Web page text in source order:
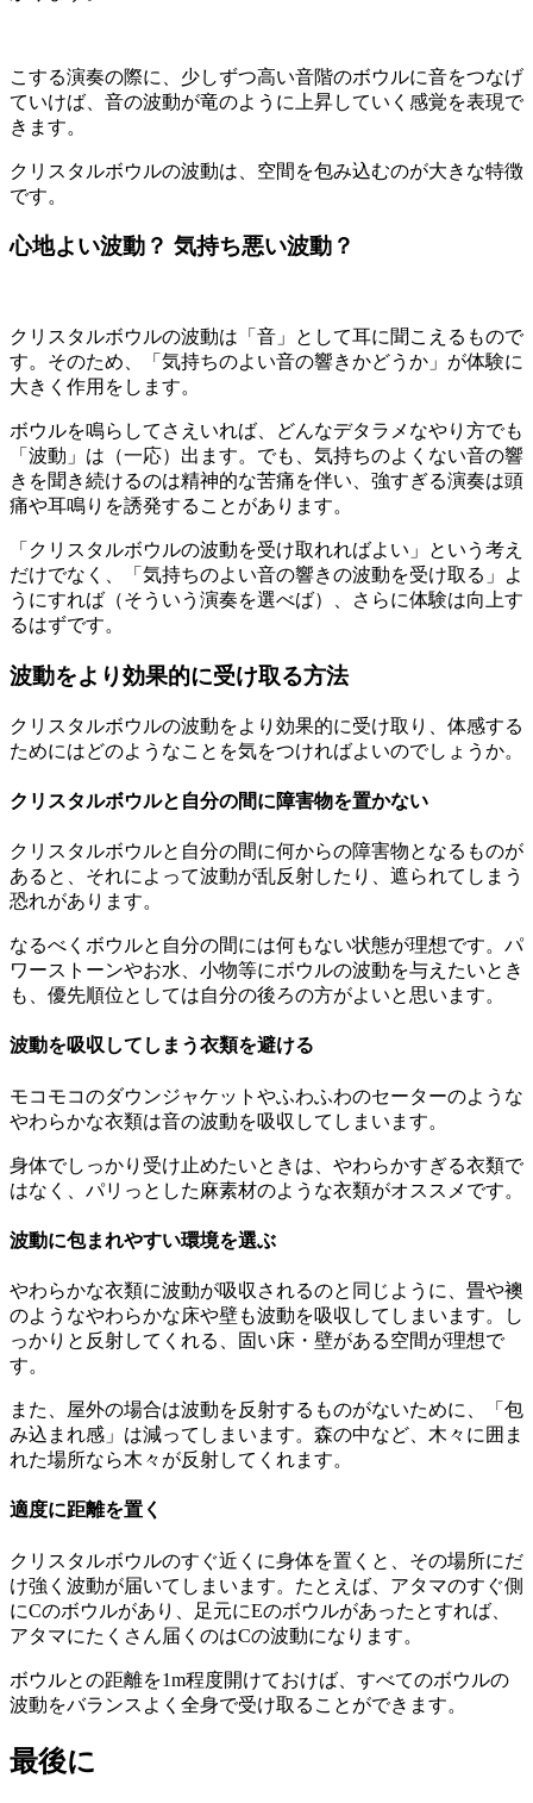
こする演奏の際に、少しずつ高い音階のボウルに音をつなげ
ていけば、音の波動が竜のように上昇していく感覚を表現で
きます。
クリスタルボウルの波動は、空間を包み込むのが大きな特徴
です。
心地よい波動？ 気持ち悪い波動？
クリスタルボウルの波動は「音」として耳に聞こえるもので
す。そのため、「気持ちのよい音の響きかどうか」が体験に
大きく作用をします。
ボウルを鳴らしてさえいれば、どんなデタラメなやり方でも
「波動」は（一応）出ます。でも、気持ちのよくない音の響
きを聞き続けるのは精神的な苦痛を伴い、強すぎる演奏は頭
痛や耳鳴りを誘発することがあります。
「クリスタルボウルの波動を受け取れればよい」という考え
だけでなく、「気持ちのよい音の響きの波動を受け取る」よ
うにすれば（そういう演奏を選べば）、さらに体験は向上す
るはずです。
波動をより効果的に受け取る方法
クリスタルボウルの波動をより効果的に受け取り、体感する
ためにはどのようなことを気をつければよいのでしょうか。
クリスタルボウルと自分の間に障害物を置かない
クリスタルボウルと自分の間に何からの障害物となるものが
あると、それによって波動が乱反射したり、遮られてしまう
恐れがあります。
なるべくボウルと自分の間には何もない状態が理想です。パ
ワーストーンやお水、小物等にボウルの波動を与えたいとき
も、優先順位としては自分の後ろの方がよいと思います。
波動を吸収してしまう衣類を避ける
モコモコのダウンジャケットやふわふわのセーターのような
やわらかな衣類は音の波動を吸収してしまいます。
身体でしっかり受け止めたいときは、やわらかすぎる衣類で
はなく、パリっとした麻素材のような衣類がオススメです。
波動に包まれやすい環境を選ぶ
やわらかな衣類に波動が吸収されるのと同じように、畳や襖
のようなやわらかな床や壁も波動を吸収してしまいます。し
っかりと反射してくれる、固い床・壁がある空間が理想で
す。
また、屋外の場合は波動を反射するものがないために、「包
み込まれ感」は減ってしまいます。森の中など、木々に囲ま
れた場所なら木々が反射してくれます。
適度に距離を置く
クリスタルボウルのすぐ近くに身体を置くと、その場所にだ
け強く波動が届いてしまいます。たとえば、アタマのすぐ側
にCのボウルがあり、足元にEのボウルがあったとすれば、
アタマにたくさん届くのはCの波動になります。
ボウルとの距離を1m程度開けておけば、すべてのボウルの
波動をバランスよく全身で受け取ることができます。
最後に